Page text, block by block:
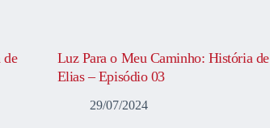
de
Luz Para o Meu Caminho: História de
Elias – Episódio 03
29/07/2024